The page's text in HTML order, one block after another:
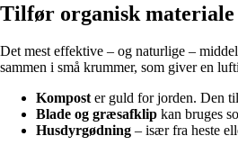
Tilfør organisk materiale
Det mest effektive – og naturlige –
sammen i små krummer, som giver en
Komposter guld for jorden. Den
Blade og græsafklip kan bruges
Husdyrgødning – især fra heste